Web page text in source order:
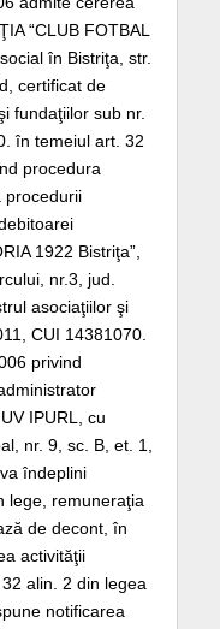
“CLUB FOTBAL
în Bistriţa, str.
certificat de
fundaţiilor sub nr.
în temeiul art. 32
procedura
procedurii
1922 Bistriţa”,
nr.3, jud.
asociaţiilor şi
CUI 14381070.
privind
IPURL, cu
nr. 9, sc. B, et. 1,
îndeplini
lege, remuneraţia
de decont, în
activităţii
alin. 2 din legea
notificarea